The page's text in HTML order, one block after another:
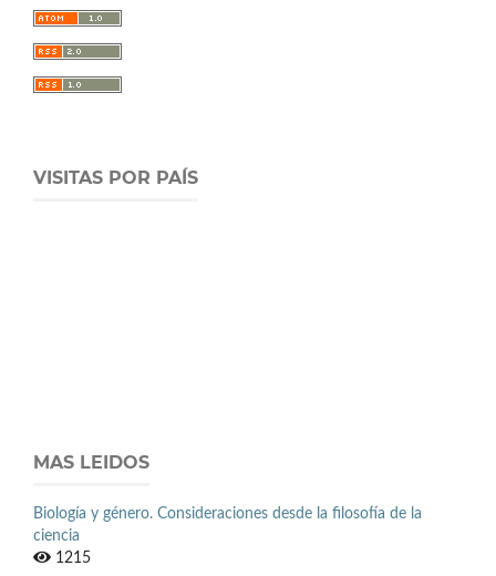
VISITAS POR PAÍS
MAS LEIDOS
Biología y género. Consideraciones desde la filosofía de la
ciencia
1215